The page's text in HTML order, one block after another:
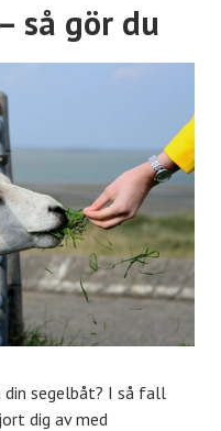
så gör du
segelbåt? I så fall
dig av med